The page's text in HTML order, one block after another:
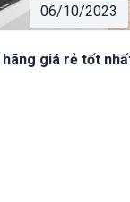
06/10/2023
giá rẻ tốt